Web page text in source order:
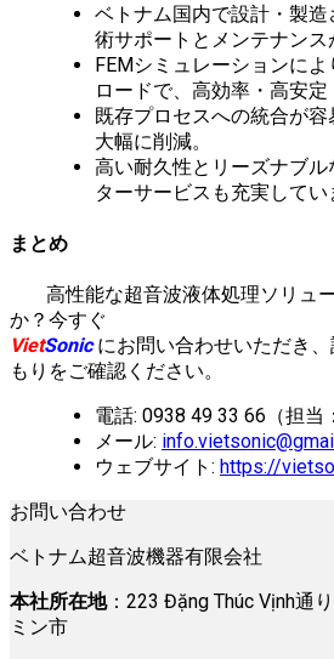
ベトナム国内で設計・製
術サポートとメンテナンス
FEMシミュレーションに
ロードで、高効率・高安定
既存プロセスへの統合が
大幅に削減。
高い耐久性とリーズナブ
ターサービスも充実してい
まとめ
高性能な超音波液体処理ソリュ
か？今すぐ
VietSonicにお問い合わせいただき
もりをご確認ください。
電話: 0938 49 33 66（担当
メール:
ウェブサイト: https://
お問い合わせ
ベトナム超音波機器有限会社
本社所在地：223 Đặng Thúc Vịnh通
ミン市